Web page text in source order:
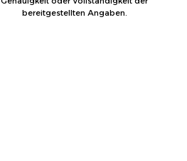
bereitgestellten Angaben.